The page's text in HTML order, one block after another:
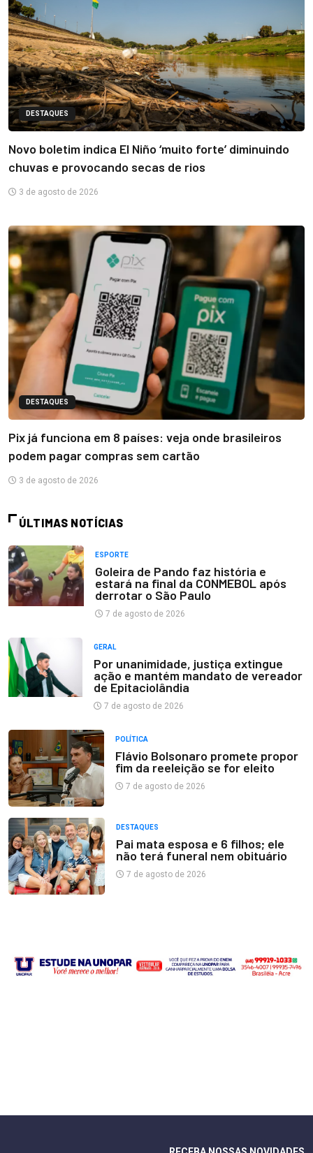
DESTAQUES
Novo boletim indica El Niño ‘muito forte’ diminuindo
chuvas e provocando secas de rios
3 de agosto de 2026
DESTAQUES
Pix já funciona em 8 países: veja onde brasileiros
podem pagar compras sem cartão
3 de agosto de 2026
ÚLTIMAS NOTÍCIAS
ESPORTE
Goleira de Pando faz história e
estará na final da CONMEBOL após
derrotar o São Paulo
7 de agosto de 2026
GERAL
Por unanimidade, justiça extingue
ação e mantém mandato de vereador
de Epitaciolândia
7 de agosto de 2026
POLÍTICA
Flávio Bolsonaro promete propor
fim da reeleição se for eleito
7 de agosto de 2026
DESTAQUES
Pai mata esposa e 6 filhos; ele
não terá funeral nem obituário
7 de agosto de 2026